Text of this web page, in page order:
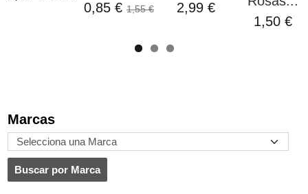
Marcas
0,85 € 1,55 €
2,99 €
1,50 €